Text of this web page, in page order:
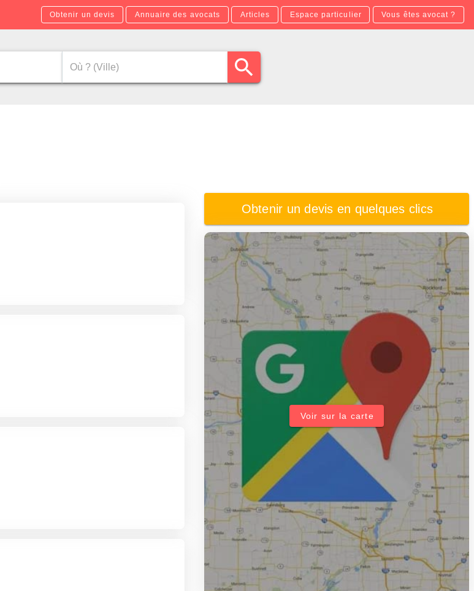
Obtenir un devis Annuaire des avocats Articles Espace particulier Vous êtes avocat ?
Obtenir un devis en quelques clics
Voir sur la carte